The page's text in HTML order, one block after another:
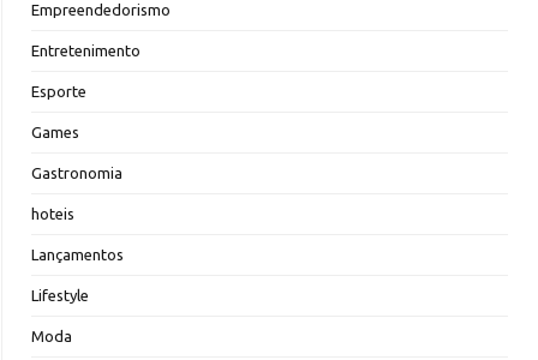
Empreendedorismo
Entretenimento
Esporte
Games
Gastronomia
hoteis
Lançamentos
Lifestyle
Moda